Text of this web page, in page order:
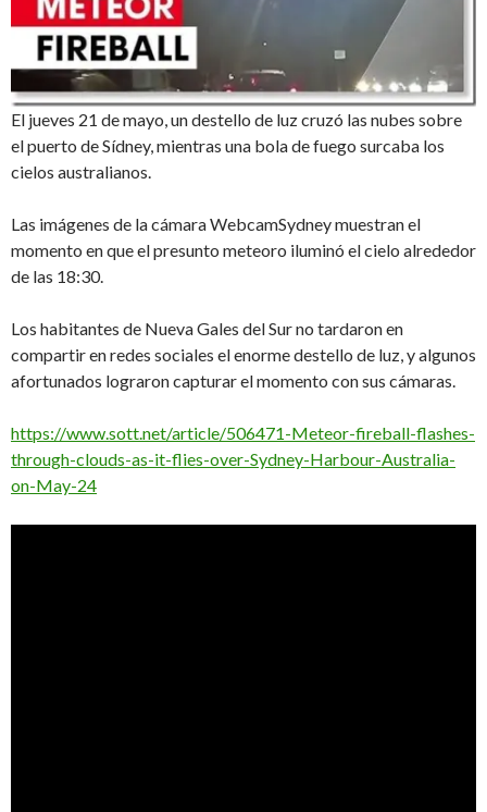
El jueves 21 de mayo, un destello de luz cruzó las nubes sobre
el puerto de Sídney, mientras una bola de fuego surcaba los
cielos australianos.
Las imágenes de la cámara WebcamSydney muestran el
momento en que el presunto meteoro iluminó el cielo alrededor
de las 18:30.
Los habitantes de Nueva Gales del Sur no tardaron en
compartir en redes sociales el enorme destello de luz, y algunos
afortunados lograron capturar el momento con sus cámaras.
https://www.sott.net/article/506471-Meteor-fireball-flashes-
through-clouds-as-it-flies-over-Sydney-Harbour-Australia-
on-May-24